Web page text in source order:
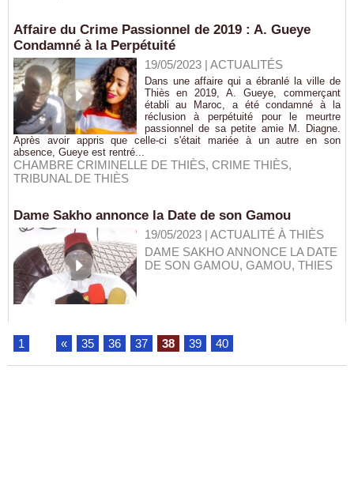
Affaire du Crime Passionnel de 2019 : A. Gueye
Condamné à la Perpétuité
19/05/2023| ACTUALITÉS
Dans une affaire qui a ébranlé la ville de
Thiès en 2019, A. Gueye, commerçant
établi au Maroc, a été condamné à la
réclusion à perpétuité pour le meurtre
passionnel de sa petite amie M. Diagne.
Après avoir appris que celle-ci s'était mariée à un autre en son
absence, Gueye est rentré...
CHAMBRE CRIMINELLE DE THIÈS, CRIME THIÈS,
TRIBUNAL DE THIÈS
Dame Sakho annonce la Date de son Gamou
19/05/2023| ACTUALITÉ À THIÈS
DAME SAKHO ANNONCE LA DATE
DE SON GAMOU, GAMOU, THIES
1 « 35 36 37 38 39 40